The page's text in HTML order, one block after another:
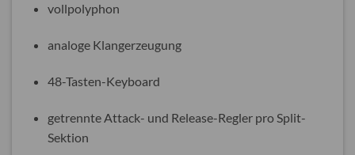
vollpolyphon
analoge Klangerzeugung
48-Tasten-Keyboard
getrennte Attack- und Release-Regler pro Split-
Sektion